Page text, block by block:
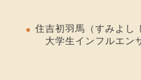
住吉初羽馬（すみよし
大学生インフルエン